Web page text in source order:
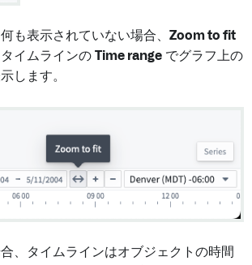
も表示されていない場合、 Zoom to fit
イムラインの Time range でグラフ上の
します。
、タイムラインはオブジェクトの時間